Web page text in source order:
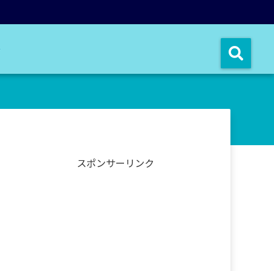
スポンサーリンク